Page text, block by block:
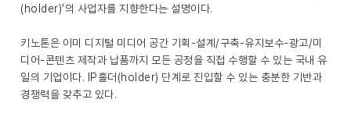
(holder)’의 사업자를 지향한다는 설명이다.
키노톤은 이미 디지털 미디어 공간 기획-설계/구축-유지보수-광고/미
디어-콘텐츠 제작과 납품까지 모든 공정을 직접 수행할 수 있는 국내 유
일의 기업이다. IP홀더(holder) 단계로 진입할 수 있는 충분한 기반과
경쟁력을 갖추고 있다.